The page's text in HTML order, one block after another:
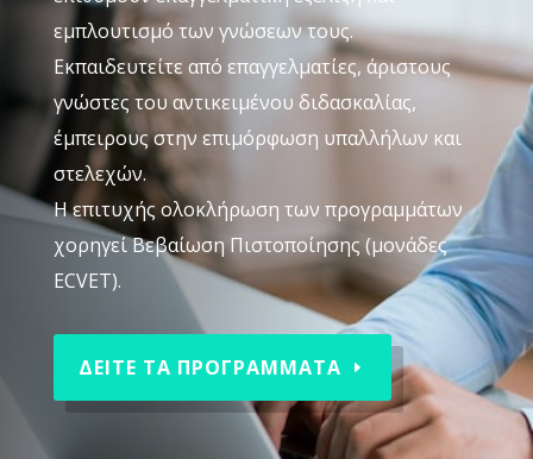
εμπλουτισμό των γνώσεων τους.
Εκπαιδευτείτε από επαγγελματίες, άριστους
γνώστες του αντικειμένου διδασκαλίας,
έμπειρους στην επιμόρφωση υπαλλήλων και
στελεχών.
Η επιτυχής ολοκλήρωση των προγραμμάτων
χορηγεί Βεβαίωση Πιστοποίησης (μονάδες
ECVET).
ΔΕΙΤΕ ΤΑ ΠΡΟΓΡΑΜΜΑΤΑ